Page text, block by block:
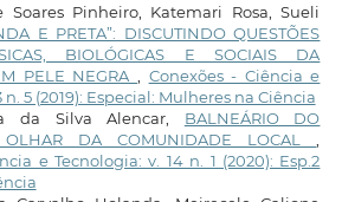
Soares Pinheiro, Katemari Rosa, Sueli
E PRETA”: DISCUTINDO QUESTÕES
BIOLÓGICAS E SOCIAIS DA
PELE NEGRA
Conexões - Ciência e
n. 5 (2019): Especial: Mulheres na Ciência
da Silva Alencar, BALNEÁRIO DO
DA COMUNIDADE LOCAL
e Tecnologia: v. 14 n. 1 (2020): Esp.2